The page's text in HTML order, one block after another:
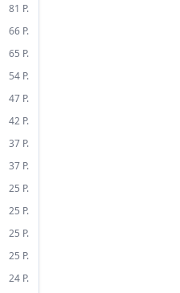
81 P.
66 P.
65 P.
54 P.
47 P.
42 P.
37 P.
37 P.
25 P.
25 P.
25 P.
25 P.
24 P.